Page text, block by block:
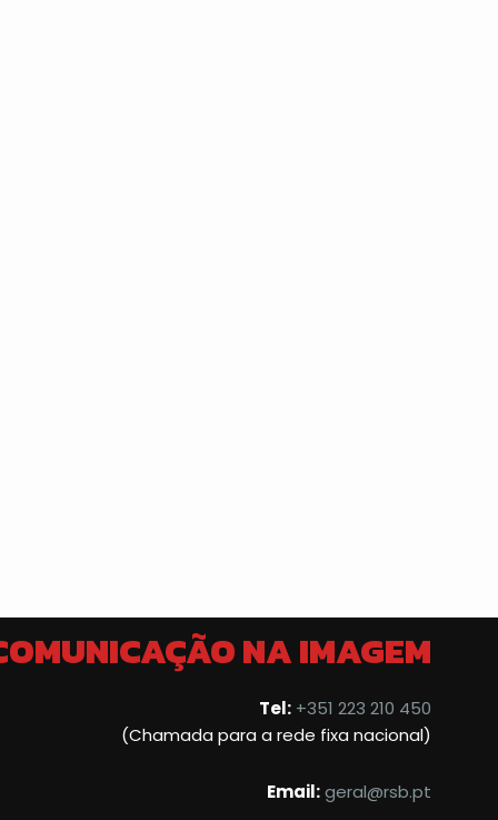
NA IMAGEM
Tel: +351 223 210 450
(Chamada para a rede fixa nacional)
Email:geral@rsb.pt